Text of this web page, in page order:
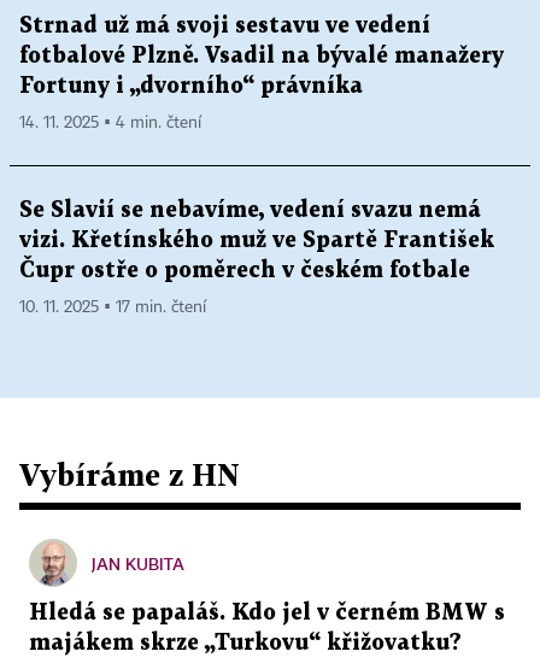
Strnad už má svoji sestavu ve vedení
fotbalové Plzně. Vsadil na bývalé manažery
Fortuny i „dvorního“ právníka
14. 11. 2025 ▪ 4 min. čtení
Se Slavií se nebavíme, vedení svazu nemá
vizi. Křetínského muž ve Spartě František
Čupr ostře o poměrech v českém fotbale
10. 11. 2025 ▪ 17 min. čtení
Vybíráme z HN
JAN KUBITA
Hledá se papaláš. Kdo jel v černém BMW s
majákem skrze „Turkovu“ křižovatku?